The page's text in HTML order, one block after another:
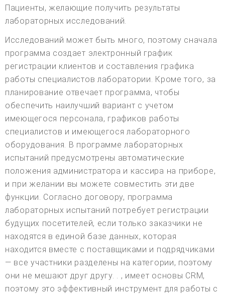
Пациенты, желающие получить результаты
лабораторных исследований.
Исследований может быть много, поэтому сначала
программа создает электронный график
регистрации клиентов и составления графика
работы специалистов лаборатории. Кроме того, за
планирование отвечает программа, чтобы
обеспечить наилучший вариант с учетом
имеющегося персонала, графиков работы
специалистов и имеющегося лабораторного
оборудования. В программе лабораторных
испытаний предусмотрены автоматические
положения администратора и кассира на приборе,
и при желании вы можете совместить эти две
функции. Согласно договору, программа
лабораторных испытаний потребует регистрации
будущих посетителей, если только заказчики не
находятся в единой базе данных, которая
находится вместе с поставщиками и подрядчиками
— все участники разделены на категории, поэтому
они не мешают друг другу. . , имеет основы CRM,
поэтому это эффективный инструмент для работы с